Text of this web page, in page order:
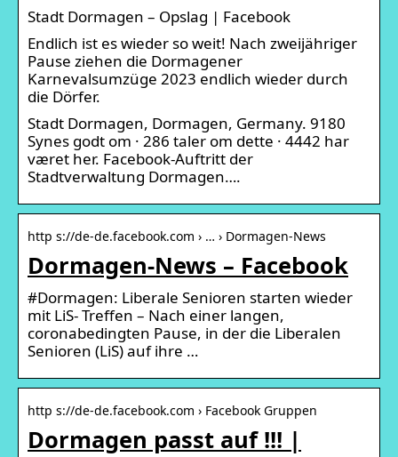
Stadt Dormagen – Opslag | Facebook
Endlich ist es wieder so weit! Nach zweijähriger
Pause ziehen die Dormagener
Karnevalsumzüge 2023 endlich wieder durch
die Dörfer.
Stadt Dormagen, Dormagen, Germany. 9180
Synes godt om · 286 taler om dette · 4442 har
været her. Facebook-Auftritt der
Stadtverwaltung Dormagen….
http s://de-de.facebook.com › … › Dormagen-News
Dormagen-News – Facebook
#Dormagen: Liberale Senioren starten wieder
mit LiS- Treffen – Nach einer langen,
coronabedingten Pause, in der die Liberalen
Senioren (LiS) auf ihre …
http s://de-de.facebook.com › Facebook Gruppen
Dormagen passt auf !!! |